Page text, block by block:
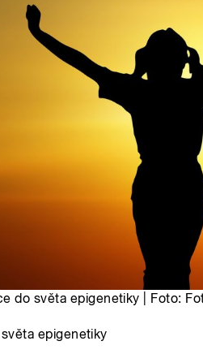
do světa epigenetiky | Foto:
epigenetiky